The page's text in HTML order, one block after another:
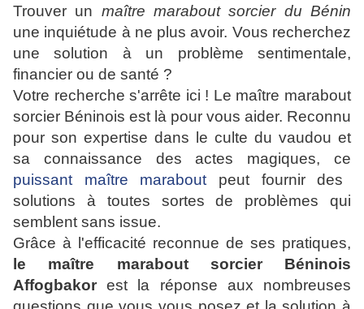
Trouver un maître marabout sorcier du Bénin
une inquiétude à ne plus avoir. Vous recherchez
une solution à un problème sentimentale,
financier ou de santé ?
Votre recherche s'arrête ici ! Le maître marabout
sorcier Béninois est là pour vous aider. Reconnu
pour son expertise dans le culte du vaudou et
sa connaissance des actes magiques, ce
puissant maître marabout peut fournir des
solutions à toutes sortes de problèmes qui
semblent sans issue.
Grâce à l'efficacité reconnue de ses pratiques,
le maître marabout sorcier Béninois
Affogbakor est la réponse aux nombreuses